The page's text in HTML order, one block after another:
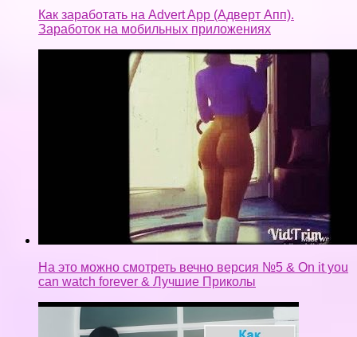
Как заработать на Advert App (Адверт Апп).
Заработок на мобильных приложениях
На это можно смотреть вечно версия №5 & On it you
can watch forever & Лучшие Приколы